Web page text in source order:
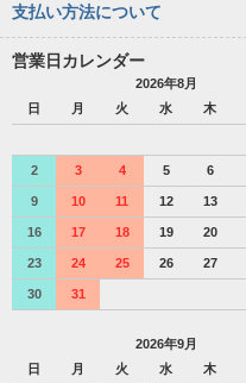
支払い方法について
営業日カレンダー
2026年8月
日
月 火 水 木
2 3 4 5 6
9 10 11 12 13
16 17 18 19 20
23 24 25 26 27
30 31
2026年9月
日
月 火 水 木